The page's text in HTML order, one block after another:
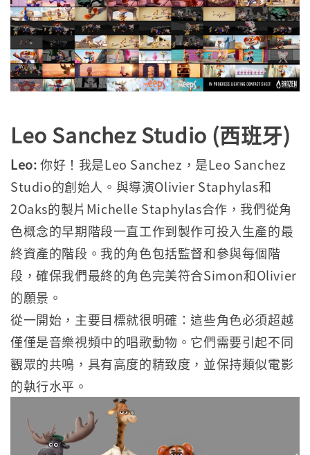
Leo Sanchez Studio (西班牙)
Leo:你好！我是Leo Sanchez，是Leo Sanchez
Studio的創始人。與導演Olivier Staphylas和
2Oaks的製片Michelle Staphylas合作，我們從角
色概念的早期階段一直工作到製作可投入生產的最
終資產的階段。我的角色包括監督和參與每個階
段，確保我們最終的角色完美符合Simon和Olivier
的願景。
從一開始，主要目標就很明確：這些角色必須超越
僅僅是音樂視頻中的唱歌動物。它們需要引起不同
觀眾的共鳴，具有高度的精致度，並保持類似電影
的執行水平。